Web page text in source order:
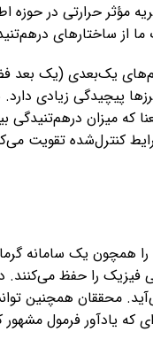
حرارتی در حوزه
ساختار‌های
یک‌بعدی (یک بعد
پیچیدگی زیادی دارد.
که میزان درهم‌تنیدگی
کنترل‌شده تقویت
همچون یک سامانه
محققان همچنین
که یادآور فرمول